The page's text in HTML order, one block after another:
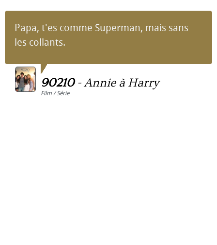
Papa, t'es comme Superman, mais sans
les collants.
90210-Annie à Harry
Film / Série